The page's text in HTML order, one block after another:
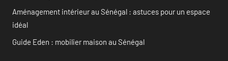
Aménagement intérieur au Sénégal : astuces pour un espace
idéal
Guide Eden : mobilier maison au Sénégal